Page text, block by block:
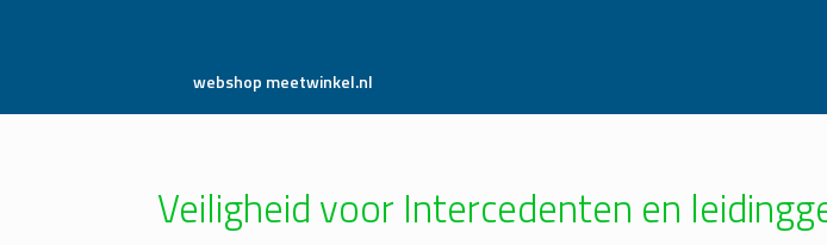
webshop meetwinkel.nl
Veiligheid voor Intercedenten en